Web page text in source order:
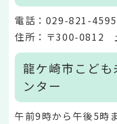
電話：029-821-4595
住所：〒300-0812
龍ケ崎市こど
ンター
午前9時から午後5時